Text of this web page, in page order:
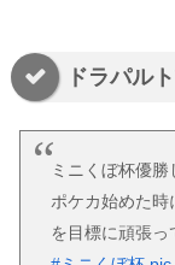
ドラパル
ミニくぼ杯優勝
ポケカ始めた時
を目標に頑張っ